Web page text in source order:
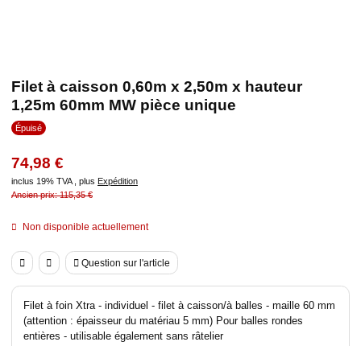
Filet à caisson 0,60m x 2,50m x hauteur
1,25m 60mm MW pièce unique
Épuisé
74,98 €
inclus 19% TVA , plus Expédition
Ancien prix: 115,35 €
Non disponible actuellement
Question sur l'article
Filet à foin Xtra - individuel - filet à caisson/à balles - maille 60 mm
(attention : épaisseur du matériau 5 mm) Pour balles rondes
entières - utilisable également sans râtelier